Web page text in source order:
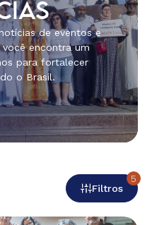
de eventos e
você encontra um
para fortalecer
o Brasil.
Filtros
5